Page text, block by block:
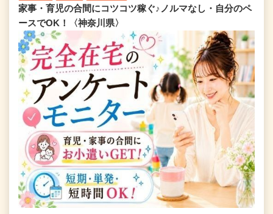
家事・育児の合間にコツコツ稼ぐ♪ノルマなし・自分のペ
ースでOK！〈神奈川県〉